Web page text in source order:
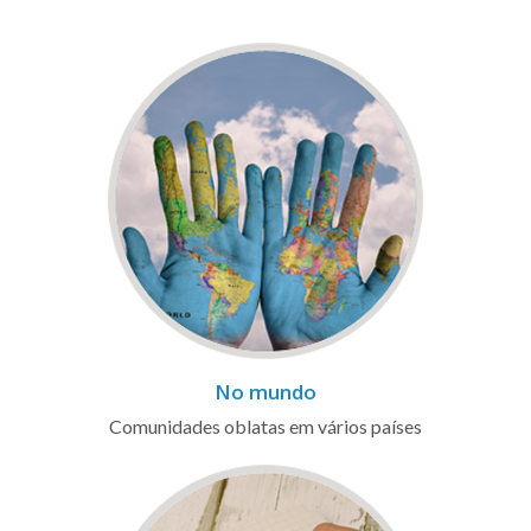
No mundo
Comunidades oblatas em vários países